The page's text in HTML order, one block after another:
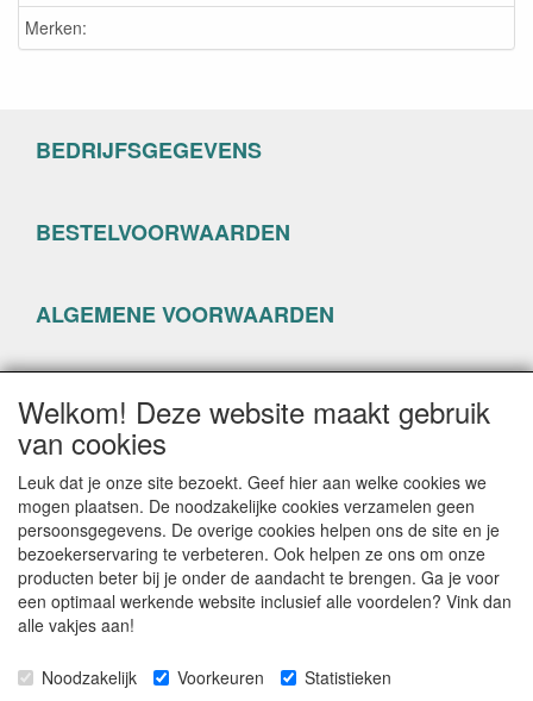
Merken:
BEDRIJFSGEGEVENS
BESTELVOORWAARDEN
ALGEMENE VOORWAARDEN
PRIVACYVERKLARING
CONTACTGEGEVENS
www.happyseven.nl
Hogenhof 13-15
3861 CG Nijkerk
E-mail: info@happyseven.nl
Welkom! Deze website maakt gebruik
van cookies
Leuk dat je onze site bezoekt. Geef hier aan welke cookies we
mogen plaatsen. De noodzakelijke cookies verzamelen geen
persoonsgegevens. De overige cookies helpen ons de site en je
bezoekerservaring te verbeteren. Ook helpen ze ons om onze
producten beter bij je onder de aandacht te brengen. Ga je voor
een optimaal werkende website inclusief alle voordelen? Vink dan
alle vakjes aan!
Noodzakelijk Voorkeuren Statistieken